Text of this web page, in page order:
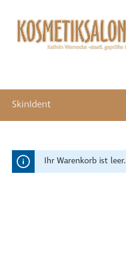
springen
SkinIdent
Ihr Warenkorb ist leer.